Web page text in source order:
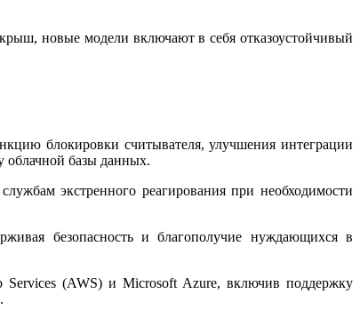
новые модели включают в себя отказоустойчивый
блокировки считывателя, улучшения интеграции
облачной базы данных.
экстренного реагирования при необходимости
безопасность и благополучие нуждающихся в
(AWS) и Microsoft Azure, включив поддержку